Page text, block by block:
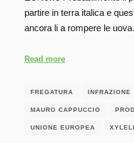
partire in terra italica e
ancora li a rompere le
Read more
FREGATURA INFRAZIONE
MAURO CAPPUCCIO
UNIONE EUROPEA